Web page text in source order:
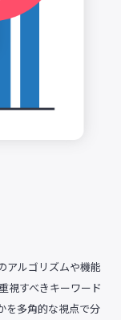
アルゴリズムや機能
視すべきキーワード
を多角的な視点で分